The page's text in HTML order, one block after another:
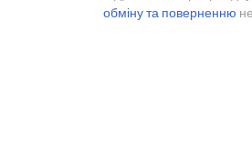
обміну та поверненню